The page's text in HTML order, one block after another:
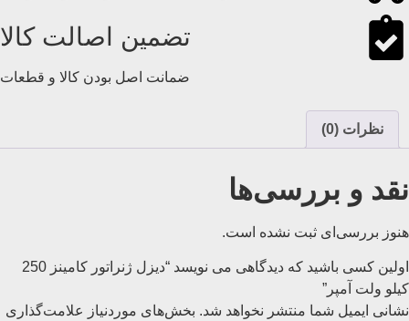
تضمین اصالت کالا
ضمانت اصل بودن کالا و قطعات
نظرات (0)
نقد و بررسی‌ها
هنوز بررسی‌ای ثبت نشده است.
اولین کسی باشید که دیدگاهی می نویسد “دیزل ژنراتور کامینز 250
کیلو ولت آمپر”
نشانی ایمیل شما منتشر نخواهد شد. بخش‌های موردنیاز علامت‌گذاری